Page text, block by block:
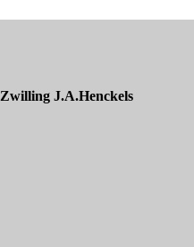
Zwilling J.A.Henckels